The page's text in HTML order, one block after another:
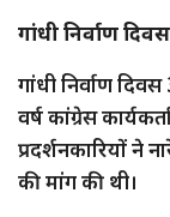
गांधी निर्वाण
गांधी निर्वाण
वर्ष कांग्रेस
प्रदर्शनकारियों ने
की मांग की थी।